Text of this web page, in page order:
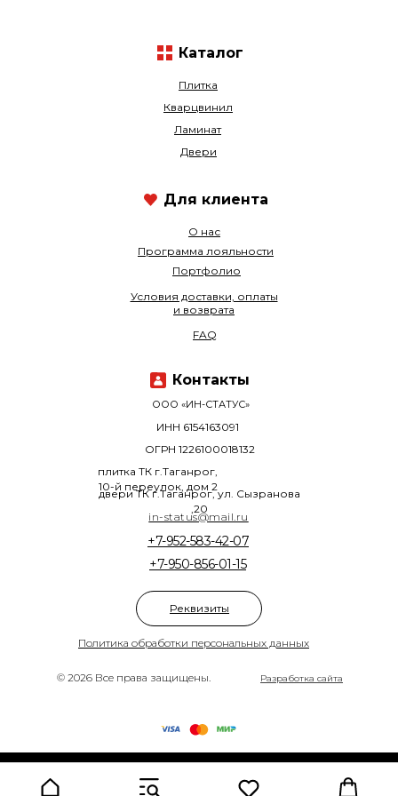
© 2026 Все права защищены.
Политика обработки персональных данных
Плитка
Кварцвинил
+7-950-856-01-15
+7-952-583-42-07
О нас
Ламинат
Программа лояльности
Двери
Портфолио
ООО «ИН-СТАТУС»
плитка ТК г.Таганрог,
10-й переулок, дом 2
двери ТК г.Таганрог, ул. Сызранова
,20
ОГРН 1226100018132
ИНН 6154163091
Разработка сайта
Условия доставки, оплаты
и возврата
FAQ
Каталог
in-status@mail.ru
Контакты
Для клиента
Реквизиты
Made on Tilda